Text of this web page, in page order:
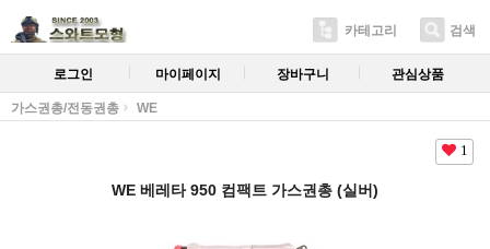
카테고리 검색
로그인 마이페이지 장바구니 관심상품
가스권총/전동권총 WE
1
WE 베레타 950 컴팩트 가스권총 (실버)